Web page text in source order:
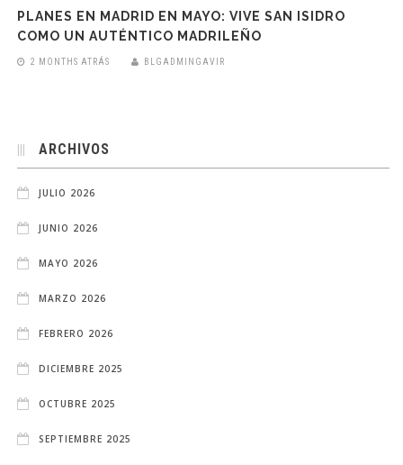
PLANES EN MADRID EN MAYO: VIVE SAN ISIDRO
COMO UN AUTÉNTICO MADRILEÑO
2 MONTHS ATRÁS BLGADMINGAVIR
ARCHIVOS
JULIO 2026
JUNIO 2026
MAYO 2026
MARZO 2026
FEBRERO 2026
DICIEMBRE 2025
OCTUBRE 2025
SEPTIEMBRE 2025